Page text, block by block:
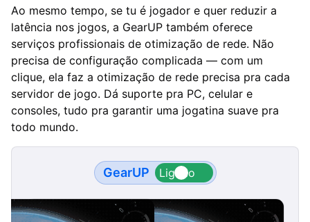
Ao mesmo tempo, se tu é jogador e quer reduzir a
latência nos jogos, a GearUP também oferece
serviços profissionais de otimização de rede. Não
precisa de configuração complicada — com um
clique, ela faz a otimização de rede precisa pra cada
servidor de jogo. Dá suporte pra PC, celular e
consoles, tudo pra garantir uma jogatina suave pra
todo mundo.
GearUP